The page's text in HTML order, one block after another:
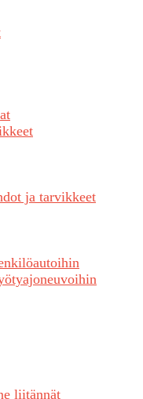
ja tarvikkeet
liitännät